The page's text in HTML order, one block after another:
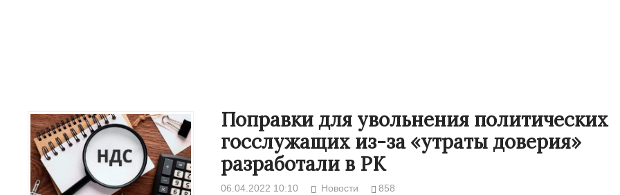
Поправки для увольнения политических
госслужащих из-за «утраты доверия»
разработали в РК
06.04.2022 10:10 Новости 858